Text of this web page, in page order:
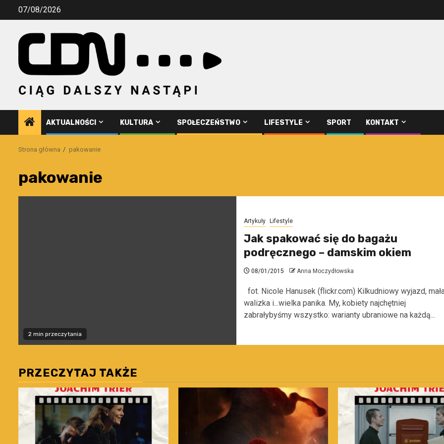
Przejdź07/08/2026
AKTUALNOŚCI KULTURA SPOŁECZEŃSTWO LIFESTYLE SPORT KONTAKT
Strona główna pakowanie
pakowanie
2 min przeczytania
Artykuły Lifestyle
Jak spakować się do bagażu
podręcznego – damskim okiem
08/01/2015 Anna Moczydłowska
fot. Nicole Hanusek (flickr.com) Kilkudniowy wyjazd,
walizka i...wielka panika. My, kobiety najchętniej
zabrałybyśmy wszystko: warianty ubraniowe na każdą...
PRZECZYTAJ TAKŻE